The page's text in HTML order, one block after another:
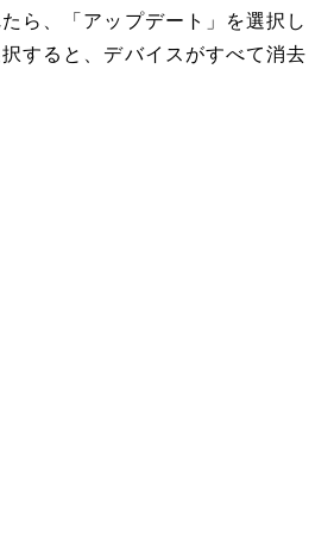
ら、「アップデート」を選択し
すると、デバイスがすべて消去